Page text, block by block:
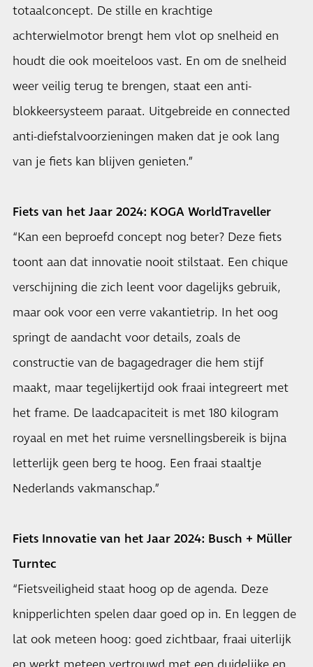
totaalconcept. De stille en krachtige
achterwielmotor brengt hem vlot op snelheid en
houdt die ook moeiteloos vast. En om de snelheid
weer veilig terug te brengen, staat een anti-
blokkeersysteem paraat. Uitgebreide en connected
anti-diefstalvoorzieningen maken dat je ook lang
van je fiets kan blijven genieten.”
Fiets van het Jaar 2024: KOGA WorldTraveller
“Kan een beproefd concept nog beter? Deze fiets
toont aan dat innovatie nooit stilstaat. Een chique
verschijning die zich leent voor dagelijks gebruik,
maar ook voor een verre vakantietrip. In het oog
springt de aandacht voor details, zoals de
constructie van de bagagedrager die hem stijf
maakt, maar tegelijkertijd ook fraai integreert met
het frame. De laadcapaciteit is met 180 kilogram
royaal en met het ruime versnellingsbereik is bijna
letterlijk geen berg te hoog. Een fraai staaltje
Nederlands vakmanschap.”
Fiets Innovatie van het Jaar 2024: Busch + Müller
Turntec
“Fietsveiligheid staat hoog op de agenda. Deze
knipperlichten spelen daar goed op in. En leggen de
lat ook meteen hoog: goed zichtbaar, fraai uiterlijk